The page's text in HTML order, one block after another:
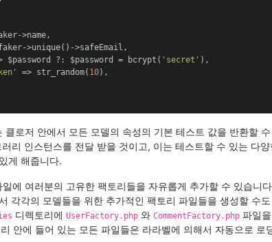
>name,
>unique()->safeEmail,
$password ?: $password = bcrypt( 'secret' ),
=> str_random( 10),
클로저 안에서 모든 모델의 속성의 기본 테스트 값을 반환할
러리 인스턴스를 전달 받을 것이고, 이는 테스트할 수 있는 다양
게 해줍니다.
일에 여러분의 고유한 팩토리들을 자유롭게 추가할 수 있습니
각각의 모델들을 위한 추가적인 팩토리 파일들을 생성할 수
디렉토리에 UserFactory.php 와 CommentFactory.php 파일
안에 들어 있는 모든 파일들은 라라벨에 의해서 자동으로 로